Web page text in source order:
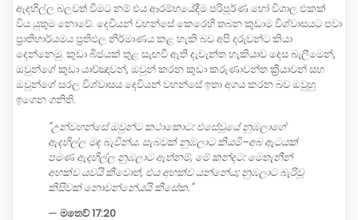
ඇදහිල්ල බලවත් වීමට නම් එය ආරම්භයේදීම පරිපූර්ණ හෝ විශාල එකක්
විය යුතුම නොවේ. දෙවියන් වහන්සේ කෙරෙහි තබන කුඩාම විශ්වාසයට පවා
ප්‍රාතිහාර්යමය ප්‍රතිඵල නිර්මාණය කළ හැකි බව අපි දරුවන්ට කියා
දෙන්නෙමු. කුඩා බීජයක් තුළ සැඟවී ඇති දැවැන්ත හැකියාව දෙස බැලීමෙන්,
ඔවුන්ගේ කුඩා යාච්ඤාවන්, ඔවුන් කරන කුඩා කරුණාවන්ත ක්‍රියාවන් සහ
ඔවුන්ගේ සරල විශ්වාසය දෙවියන් වහන්සේ ඉතා අගය කරන බව ඔවුහු
ඉගෙන ගනිති.
"උන්වහන්සේ ඔවුන්ට කථාකොට: එසේවූයේ නුඹලාගේ
ඇදහිල්ල මඳ බැවින්ය. සැබවක් නුඹලාට කියමි–අබ ඇටයක්
පමණ ඇදහිල්ල නුඹලාට ඇත්නම්, මේ කන්දට: මෙතැනින්
අහක්ව යවයි කීවොත්, එය අහක්ව යන්නේය; නුඹලාට බැරිවූ
කිසිවක් නොවන්නේයයි කීසේක."
— මතෙව් 17:20